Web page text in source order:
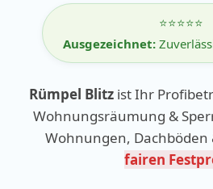
⭐⭐⭐⭐⭐
Ausgezeichnet:
Rümpel Blitz ist Ihr
Wohnungsräumung &
Wohnungen, Dachböden
fairen